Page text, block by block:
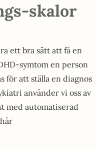
skalor
ett bra sätt att få en
symtom en person
för att ställa en diagnos
använder vi oss av
med automatiserad